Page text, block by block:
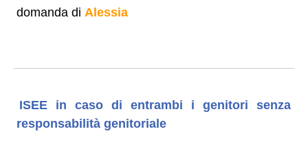
domanda di Alessia
ISEE in caso di entrambi i genitori senza
responsabilità genitoriale